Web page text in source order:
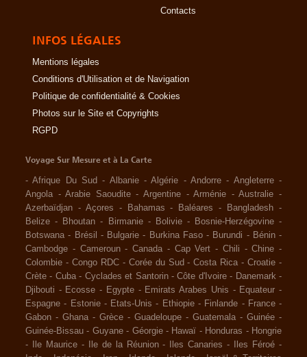
Contacts
INFOS LÉGALES
Mentions légales
Conditions d'Utilisation et de Navigation
Politique de confidentialité & Cookies
Photos sur le Site et Copyrights
RGPD
Voyage Sur Mesure et à La Carte
-Afrique Du Sud - Albanie -Algérie -Andorre - Angleterre -
Angola -Arabie Saoudite -Argentine -Arménie -Australie -
Azerbaïdjan - Açores - Bahamas - Baléares - Bangladesh -
Belize - Bhoutan - Birmanie - Bolivie - Bosnie-Herzégovine -
Botswana - Brésil - Bulgarie - Burkina Faso - Burundi - Bénin -
Cambodge - Cameroun - Canada - Cap Vert - Chili -Chine -
Colombie - Congo RDC - Corée du Sud -Costa Rica -Croatie -
Crète - Cuba - Cyclades et Santorin -Côte d'Ivoire - Danemark -
Djibouti - Ecosse - Egypte - Emirats Arabes Unis - Equateur -
Espagne - Estonie - Etats-Unis - Ethiopie - Finlande - France -
Gabon - Ghana - Grèce - Guadeloupe - Guatemala - Guinée -
Guinée-Bissau - Guyane - Géorgie - Hawaï - Honduras - Hongrie
-
Ile Maurice - Ile de la Réunion - Iles Canaries - Iles Féroé -